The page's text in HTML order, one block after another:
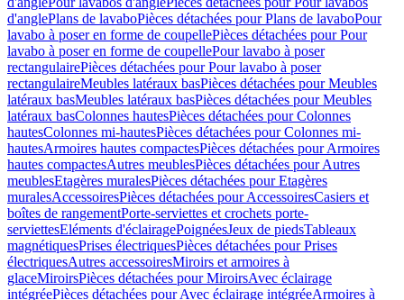
d'anglePlans de lavaboPièces détachées pour Plans de lavaboPour
lavabo à poser en forme de coupellePièces détachées pour Pour
lavabo à poser en forme de coupellePour lavabo à poser
rectangulairePièces détachées pour Pour lavabo à poser
rectangulaireMeubles latéraux basPièces détachées pour Meubles
latéraux basMeubles latéraux basPièces détachées pour Meubles
latéraux basColonnes hautesPièces détachées pour Colonnes
hautesColonnes mi-hautesPièces détachées pour Colonnes mi-
hautesArmoires hautes compactesPièces détachées pour Armoires
hautes compactesAutres meublesPièces détachées pour Autres
meublesEtagères muralesPièces détachées pour Etagères
muralesAccessoiresPièces détachées pour AccessoiresCasiers et
boîtes de rangementPorte-serviettes et crochets porte-
serviettesEléments d'éclairagePoignéesJeux de piedsTableaux
magnétiquesPrises électriquesPièces détachées pour Prises
électriquesAutres accessoiresMiroirs et armoires à
glaceMiroirsPièces détachées pour MiroirsAvec éclairage
intégréePièces détachées pour Avec éclairage intégréeArmoires à